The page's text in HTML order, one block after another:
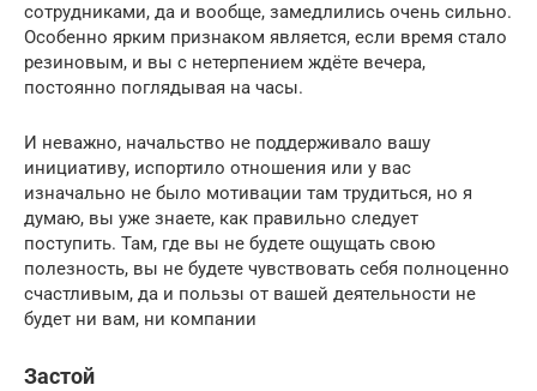
сотрудниками, да и вообще, замедлились очень сильно.
Особенно ярким признаком является, если время стало
резиновым, и вы с нетерпением ждёте вечера,
постоянно поглядывая на часы.
И неважно, начальство не поддерживало вашу
инициативу, испортило отношения или у вас
изначально не было мотивации там трудиться, но я
думаю, вы уже знаете, как правильно следует
поступить. Там, где вы не будете ощущать свою
полезность, вы не будете чувствовать себя полноценно
счастливым, да и пользы от вашей деятельности не
будет ни вам, ни компании
Застой